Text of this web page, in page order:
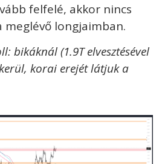
felfelé, akkor nincs
meglévő longjaimban.
bikáknál (1.9T elvesztésével
korai erejét látjuk a